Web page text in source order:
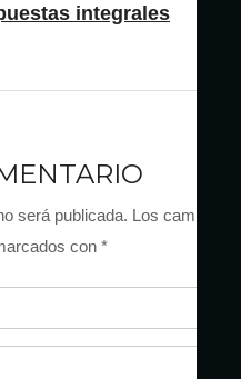
integrales
será publicada. Los campos
con *